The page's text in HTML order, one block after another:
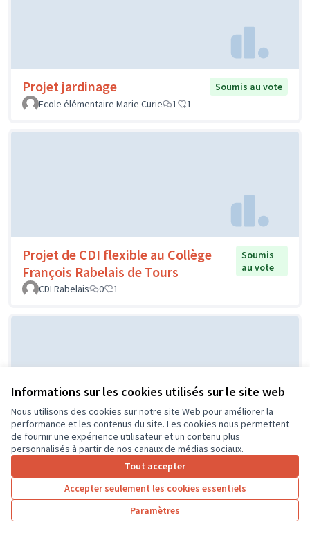
Informations sur les cookies utilisés sur le site web
Nous utilisons des cookies sur notre site Web pour améliorer la
performance et les contenus du site. Les cookies nous permettent
de fournir une expérience utilisateur et un contenu plus
personnalisés à partir de nos canaux de médias sociaux.
Tout accepter
Accepter seulement les cookies essentiels
Paramètres
Projet jardinage
Soumis au vote
Ecole élémentaire Marie Curie
1 1
Projet de CDI flexible au Collège
François Rabelais de Tours
Soumis
au vote
CDI Rabelais
0 1
Projet d'un city stade par le CME
de l'Île Bouchard
Soumis au
vote